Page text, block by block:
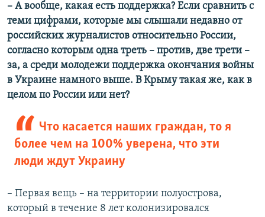
720p 1080p
720p
1080p
– А вообще, какая есть поддержка? Если сравнить с
теми цифрами, которые мы слышали недавно от
российских журналистов относительно России,
согласно которым одна треть – против, две трети –
за, а среди молодежи поддержка окончания войны
в Украине намного выше. В Крыму такая же, как в
целом по России или нет?
Что касается наших граждан, то я
более чем на 100% уверена, что эти
люди ждут Украину
– Первая вещь – на территории полуострова,
который в течение 8 лет колонизировался